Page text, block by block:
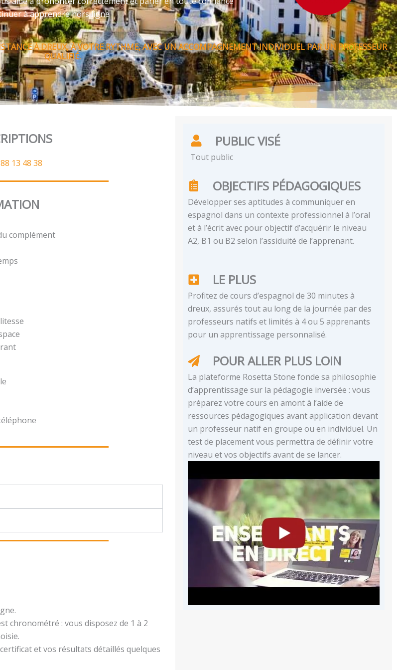
à apprendre hors ligne
À DREUX, À VOTRE RYTHME, AVEC UN ACCOMPAGNEMENT INDIVIDUEL PAR UN PROFESSEUR
QUALIFIÉ.
13 48 38
complément
chronométré : vous disposez de 1 à 2
et vos résultats détaillés quelques
PUBLIC VISÉ
Tout public
OBJECTIFS PÉDAGOGIQUES
Développer ses aptitudes à communiquer en
espagnol dans un contexte professionnel à l’oral
et à l’écrit avec pour objectif d’acquérir le niveau
A2, B1 ou B2 selon l’assiduité de l’apprenant.
LE PLUS
Profitez de cours d’espagnol de 30 minutes à
dreux, assurés tout au long de la journée par des
professeurs natifs et limités à 4 ou 5 apprenants
pour un apprentissage personnalisé.
POUR ALLER PLUS LOIN
La plateforme Rosetta Stone fonde sa philosophie
d’apprentissage sur la pédagogie inversée : vous
préparez votre cours en amont à l’aide de
ressources pédagogiques avant application devant
un professeur natif en groupe ou en individuel. Un
test de placement vous permettra de définir votre
niveau et vos objectifs avant de se lancer.